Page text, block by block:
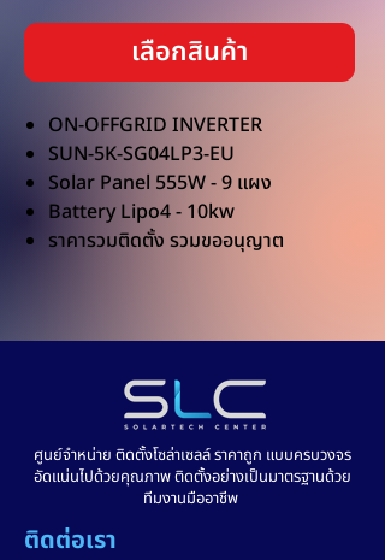
เลือกสินค้า
ON-OFFGRID INVERTER
SUN-5K-SG04LP3-EU
Solar Panel 555W - 9 แผง
Battery Lipo4 - 10kw
ราคารวมติดตั้ง รวมขออนุญาต
ศูนย์จำหน่าย ติดตั้งโซล่าเซลล์ ราคาถูก แบบครบวงจร
อัดแน่นไปด้วยคุณภาพ ติดตั้งอย่างเป็นมาตรฐานด้วย
ทีมงานมืออาชีพ
ติดต่อเรา